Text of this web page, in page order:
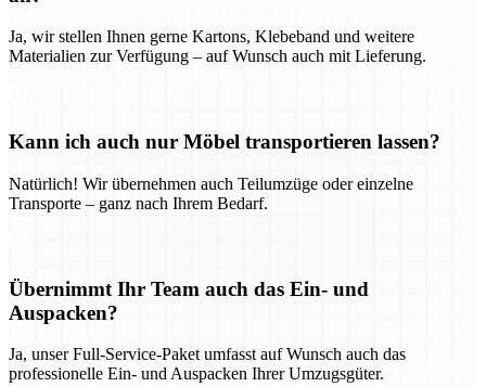
Ja, wir stellen Ihnen gerne Kartons, Klebeband und weitere
Materialien zur Verfügung – auf Wunsch auch mit Lieferung.
Kann ich auch nur Möbel transportieren lassen?
Natürlich! Wir übernehmen auch Teilumzüge oder einzelne
Transporte – ganz nach Ihrem Bedarf.
Übernimmt Ihr Team auch das Ein- und
Auspacken?
Ja, unser Full-Service-Paket umfasst auf Wunsch auch das
professionelle Ein- und Auspacken Ihrer Umzugsgüter.